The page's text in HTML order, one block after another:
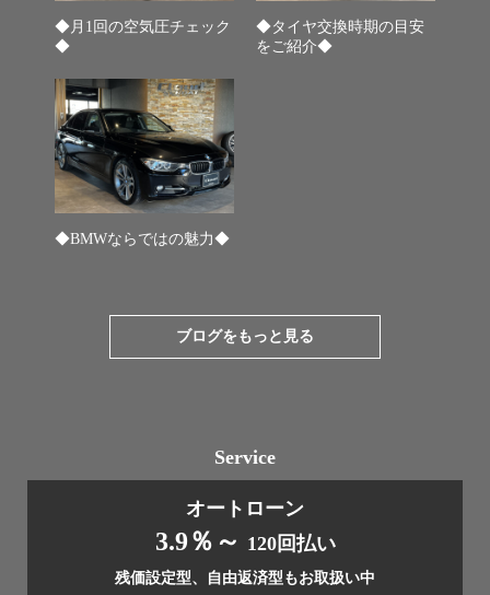
◆月1回の空気圧チェック
◆
◆タイヤ交換時期の目安
をご紹介◆
◆BMWならではの魅力◆
ブログをもっと見る
Service
オートローン
3.9％～ 120回払い
残価設定型、自由返済型もお取扱い中